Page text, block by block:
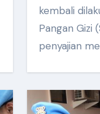
kembali
Pangan Gizi
penyajian